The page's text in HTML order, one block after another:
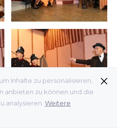
Inhalte zu personalisieren,
anbieten zu können und die
analysieren. Weitere